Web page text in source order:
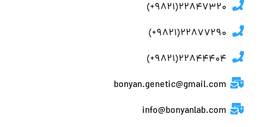
22847320(9821+)
22877290(9821+)
22844404(9821+)
bonyan.genetic@gmail.com
info@bonyanlab.com